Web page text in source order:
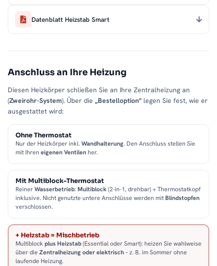
Datenblatt Heizstab Smart
Anschluss an Ihre Heizung
Diesen Heizkörper schließen Sie an Ihre Zentralheizung an
(Zweirohr-System). Über die „Bestelloption" legen Sie fest, wie er
ausgestattet wird:
Ohne Thermostat
Nur der Heizkörper inkl. Wandhalterung. Den Anschluss stellen Sie
mit Ihren eigenen Ventilen her.
Mit Multiblock-Thermostat
ReinerWasserbetrieb: Multiblock(2-in-1, drehbar) + Thermostatkopf
inklusive. Nicht genutzte untere Anschlüsse werden mitBlindstopfen
verschlossen.
+ Heizstab = Mischbetrieb
Multiblock plus Heizstab(Essential oder Smart): heizen Sie wahlweise
über die Zentralheizung oder elektrisch– z. B. im Sommer ohne
laufende Heizung.